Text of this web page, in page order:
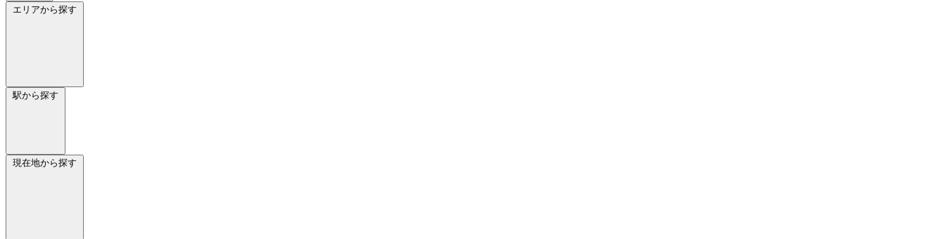
エリアから探す
駅から探す
現在地から探す